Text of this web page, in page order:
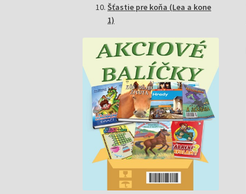
Šťastie pre koňa (Lea a kone
1)